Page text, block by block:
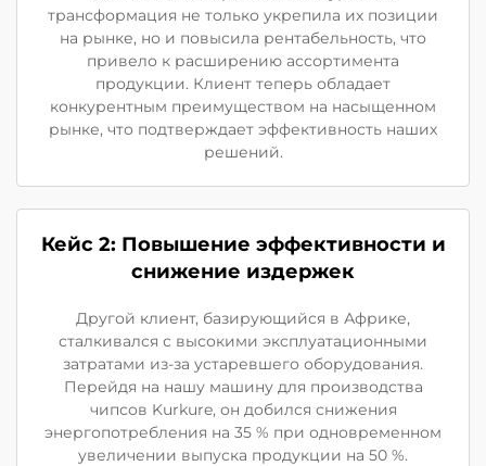
трансформация не только укрепила их позиции
на рынке, но и повысила рентабельность, что
привело к расширению ассортимента
продукции. Клиент теперь обладает
конкурентным преимуществом на насыщенном
рынке, что подтверждает эффективность наших
решений.
Кейс 2: Повышение эффективности и
снижение издержек
Другой клиент, базирующийся в Африке,
сталкивался с высокими эксплуатационными
затратами из-за устаревшего оборудования.
Перейдя на нашу машину для производства
чипсов Kurkure, он добился снижения
энергопотребления на 35 % при одновременном
увеличении выпуска продукции на 50 %.